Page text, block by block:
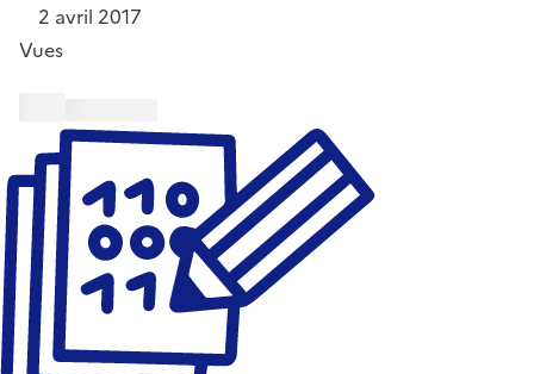
2 avril 2017
Vues